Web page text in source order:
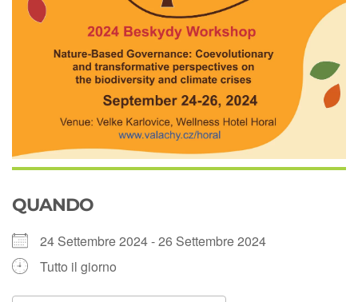
QUANDO
24 Settembre 2024 - 26 Settembre 2024
Tutto il giorno